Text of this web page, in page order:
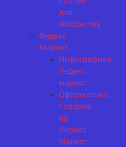
для
Wildberries
Яндекс
Маркет
Инфографика
Яндекс
маркет
Оформление
товаров
на
Яндекс
Маркет